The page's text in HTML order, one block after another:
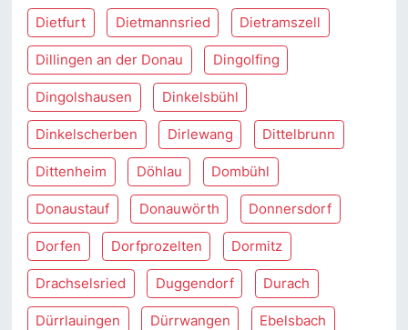
Dietfurt Dietmannsried Dietramszell
Dillingen an der Donau Dingolfing
Dingolshausen Dinkelsbühl
Dinkelscherben Dirlewang Dittelbrunn
Dittenheim Döhlau Dombühl
Donaustauf Donauwörth Donnersdorf
Dorfen Dorfprozelten Dormitz
Drachselsried Duggendorf Durach
Dürrlauingen Dürrwangen Ebelsbach